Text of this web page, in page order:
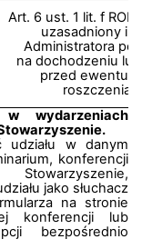
Art. 6 ust. 1 lit. f
uzasadniony
Administratora
na dochodzeniu
przed
wydarzeniach
udziału w danym
konferencji
jako słuchacz
na stronie
konferencji lub
bezpośrednio